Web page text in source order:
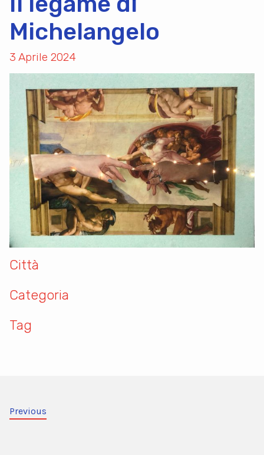
Michelangelo
3 Aprile 2024
Città
Categoria
Tag
Previous